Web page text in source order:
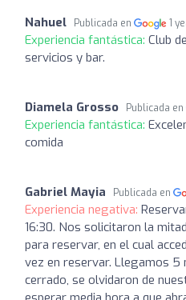
Nahuel Publicada en 1
Experiencia fantástica: Club
servicios y bar.
Diamela Grosso Publicada en
Experiencia fantástica:
comida
Gabriel Mayia Publicada en
Experiencia negativa:
16:30. Nos solicitaron la
para reservar, en el cual
vez en reservar. Llegamos 5
cerrado, se olvidaron de